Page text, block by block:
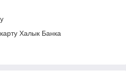
Халык Банка